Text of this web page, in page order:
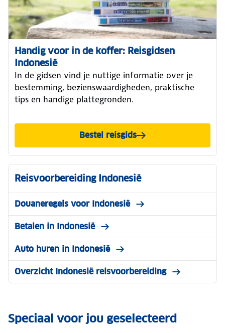
Handig voor in de koffer: Reisgidsen
Indonesië
In de gidsen vind je nuttige informatie over je
bestemming, bezienswaardigheden, praktische
tips en handige plattegronden.
Bestel reisgids
Reisvoorbereiding Indonesië
Douaneregels voor Indonesië
Betalen in Indonesië
Auto huren in Indonesië
Overzicht Indonesië reisvoorbereiding
Speciaal voor jou geselecteerd